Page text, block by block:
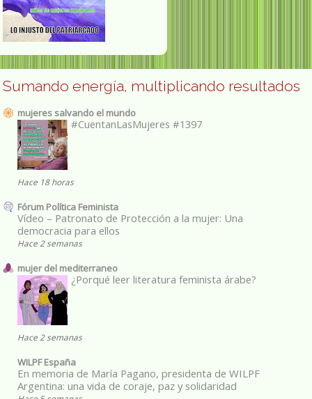
Sumando energía, multiplicando resultados
mujeres salvando el mundo
#CuentanLasMujeres #1397
Hace 18 horas
Fórum Política Feminista
Vídeo – Patronato de Protección a la mujer: Una
democracia para ellos
Hace 2 semanas
mujer del mediterraneo
¿Porqué leer literatura feminista árabe?
Hace 2 semanas
WILPF España
En memoria de María Pagano, presidenta de WILPF
Argentina: una vida de coraje, paz y solidaridad